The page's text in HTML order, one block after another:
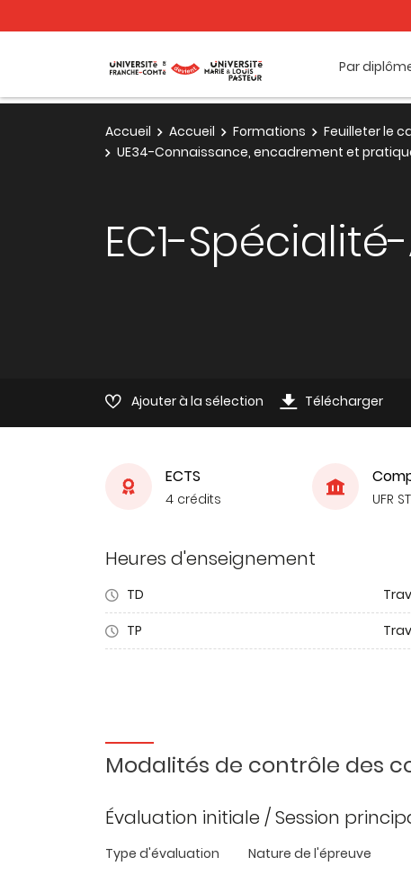
Par
Accueil Accueil Formations Feuilleter le
UE34-Connaissance, encadrement et
EC1-
Ajouter à la sélection Télécharger
ECTS
4 crédits UFR
Heures d'enseignement
TD
TP
Modalités de contrôle des
Évaluation initiale / Session
Type d'évaluation Nature de l'épreuve